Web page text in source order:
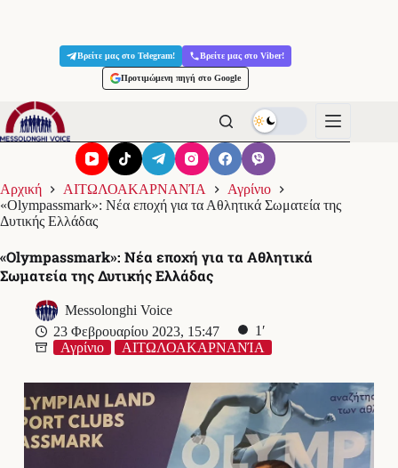
Βρείτε μας στο Telegram! Βρείτε μας στο Viber!
Προτιμώμενη πηγή στο Google
Αρχική ΑΙΤΩΛΟΑΚΑΡΝΑΝΊΑ
Αγρίνιο
«Olympassmark»: Νέα εποχή για τα Αθλητικά Σωματεία της
Δυτικής Ελλάδας
«Olympassmark»: Νέα εποχή για τα Αθλητικά
Σωματεία της Δυτικής Ελλάδας
Messolonghi Voice
23 Φεβρουαρίου 2023, 15:47
1′
Αγρίνιο
ΑΙΤΩΛΟΑΚΑΡΝΑΝΊΑ